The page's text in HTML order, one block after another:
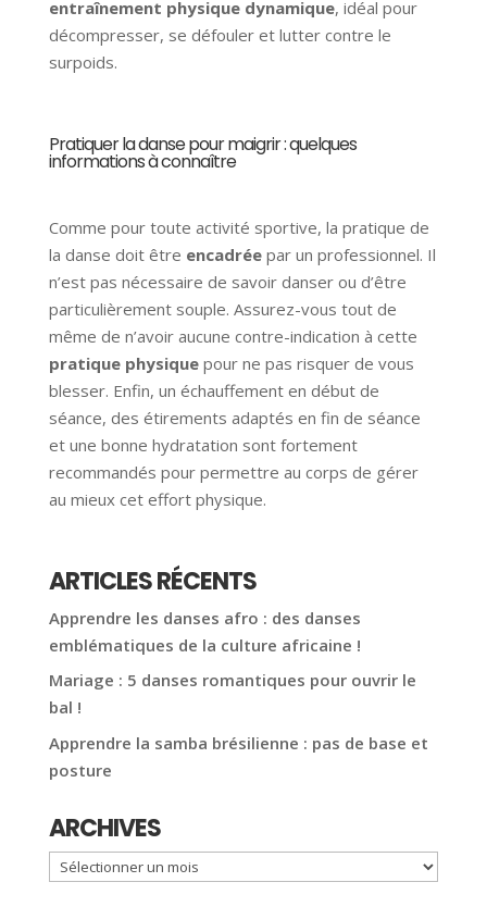
entraînement physique dynamique, idéal pour
décompresser, se défouler et lutter contre le
surpoids.
Pratiquer la danse pour maigrir : quelques
informations à connaître
Comme pour toute activité sportive, la pratique de
la danse doit être encadréepar un professionnel. Il
n’est pas nécessaire de savoir danser ou d’être
particulièrement souple. Assurez-vous tout de
même de n’avoir aucune contre-indication à cette
pratique physiquepour ne pas risquer de vous
blesser. Enfin, un échauffement en début de
séance, des étirements adaptés en fin de séance
et une bonne hydratation sont fortement
recommandés pour permettre au corps de gérer
au mieux cet effort physique.
ARTICLES RÉCENTS
Apprendre les danses afro : des danses
emblématiques de la culture africaine !
Mariage : 5 danses romantiques pour ouvrir le
bal !
Apprendre la samba brésilienne : pas de base et
posture
ARCHIVES
Archives